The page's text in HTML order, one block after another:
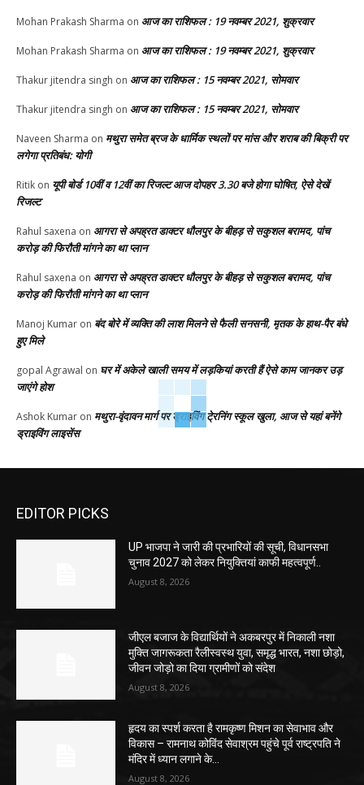
Mohan Prakash Sharma on आज का राशिफल : 19 नवम्बर 2021, शुक्रवार
Mohan Prakash Sharma on आज का राशिफल : 19 नवम्बर 2021, शुक्रवार
Thakur jitendra singh on आज का राशिफल : 15 नवम्बर 2021, सोमवार
Thakur jitendra singh on आज का राशिफल : 15 नवम्बर 2021, सोमवार
Naveen Sharma on मथुरा समेत ब्रज के धार्मिक स्थलों पर मांस और शराब की बिक्री पर
लगेगा प्रतिबंध: योगी
Ritik on यूपी बोर्ड 10वीं व 12वीं का रिजल्ट आज दोपहर 3.30 बजे होगा घोषित, ऐसे देखें
रिजल्ट
Rahul saxena on आगरा से अपह्रत डाक्टर धौलपुर के बीहड़ से सकुशल बरामद, पांच
करोड़ की फिरौती मांगने का था प्लान
Rahul saxena on आगरा से अपह्रत डाक्टर धौलपुर के बीहड़ से सकुशल बरामद, पांच
करोड़ की फिरौती मांगने का था प्लान
Manoj Kumar on बंद बोरे में व्यक्ति की लाश मिलने से फैली सनसनी, मृतक के हाथ-पैर बंधे
हुए मिले
gopal Agrawal on घर में अकेले खाली समय में लड़कियां करती हैं ऐसे काम जानकर उड़
जाएंगे होश
Ashok Kumar on मथुरा-वृंदावन मार्ग पर ड्राइविंग टे्रनिंग स्कूल खुला, आज से यहां बनेंगे
ड्राइविंग लाइसेंस
EDITOR PICKS
UP भाजपा ने जारी की प्रभारियों की सूची, विधानसभा
चुनाव 2027 को लेकर नियुक्तियां काफी महत्वपूर्ण..
August 8, 2026
जीएल बजाज के विद्यार्थियों ने अकबरपुर में निकाली नशा
मुक्ति जागरूकता रैलीस्वस्थ युवा, समृद्ध भारत, नशा छोड़ो,
जीवन जोड़ो का दिया ग्रामीणों को संदेश
August 8, 2026
हृदय का स्पर्श करता है रामकृष्ण मिशन का सेवाभाव और
विकास – रामनाथ कोविंद सेवाश्रम पहुंचे पूर्व राष्ट्रपति ने
मंदिर में ध्यान लगाने के...
August 8, 2026